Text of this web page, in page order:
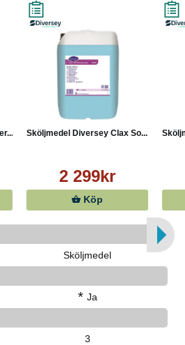
Sköljmedel Diversey Clax So...
2 299kr
Köp
Sköljmedel
* Ja
3